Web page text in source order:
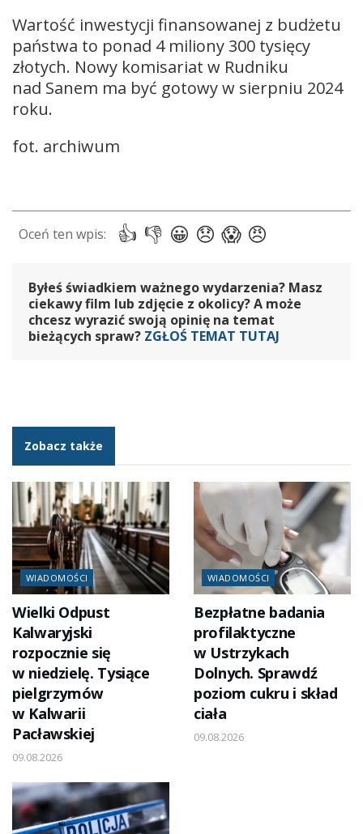
Wartość inwestycji finansowanej z budżetu
państwa to ponad 4 miliony 300 tysięcy
złotych. Nowy komisariat w Rudniku
nad Sanem ma być gotowy w sierpniu 2024
roku.
fot. archiwum
Byłeś świadkiem ważnego wydarzenia? Masz
ciekawy film lub zdjęcie z okolicy? A może
chcesz wyrazić swoją opinię na temat
bieżących spraw? ZGŁOŚ TEMAT TUTAJ
Zobacz także
WIADOMOŚCI
Wielki Odpust
Kalwaryjski
rozpocznie się
w niedzielę. Tysiące
pielgrzymów
w Kalwarii
Pacławskiej
09.08.2026
WIADOMOŚCI
Bezpłatne badania
profilaktyczne
w Ustrzykach
Dolnych. Sprawdź
poziom cukru i skład
ciała
09.08.2026